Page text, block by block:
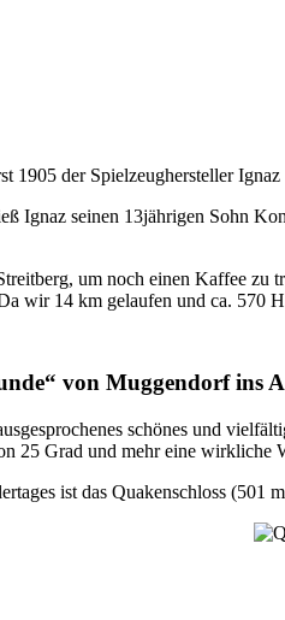
1905 der Spielzeughersteller
Ignaz seinen 13jährigen Sohn
um noch einen Kaffee zu
wir 14 km gelaufen und ca. 570
von Muggendorf ins
schönes und
25 Grad und mehr eine wirkliche
ist das Quakenschloss